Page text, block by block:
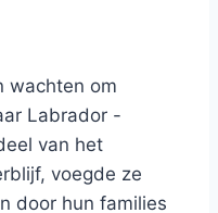
wachten om
Labrador -
van het
voegde ze
door hun families